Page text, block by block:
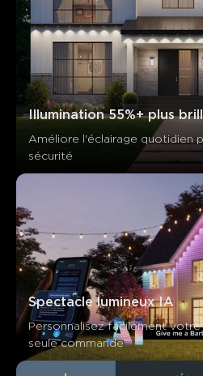
Illumination 55%+ plus
Améliore l'éclairage quotidien
sécurité
Spectacle lumineux IA
Personnalisez facilement
seule commande
Les clients mentionnentPositif
Résumé：
Généré par IA à partir du texte